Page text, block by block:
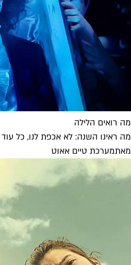
מה רואים הלילה
מה ראינו השנה: לא אכפת לנו, כל
מאתמערכת טיים אאוט